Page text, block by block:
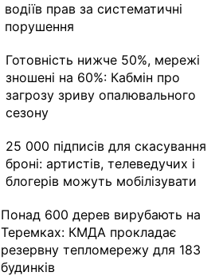
водіїв прав за систематичні
порушення
Готовність нижче 50%, мережі
зношені на 60%: Кабмін про
загрозу зриву опалювального
сезону
25 000 підписів для скасування
броні: артистів, телеведучих і
блогерів можуть мобілізувати
Понад 600 дерев вирубають на
Теремках: КМДА прокладає
резервну тепломережу для 183
будинків